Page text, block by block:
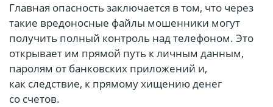
Главная опасность заключается в том, что через
такие вредоносные файлы мошенники могут
получить полный контроль над телефоном. Это
открывает им прямой путь к личным данным,
паролям от банковских приложений и,
как следствие, к прямому хищению денег
со счетов.